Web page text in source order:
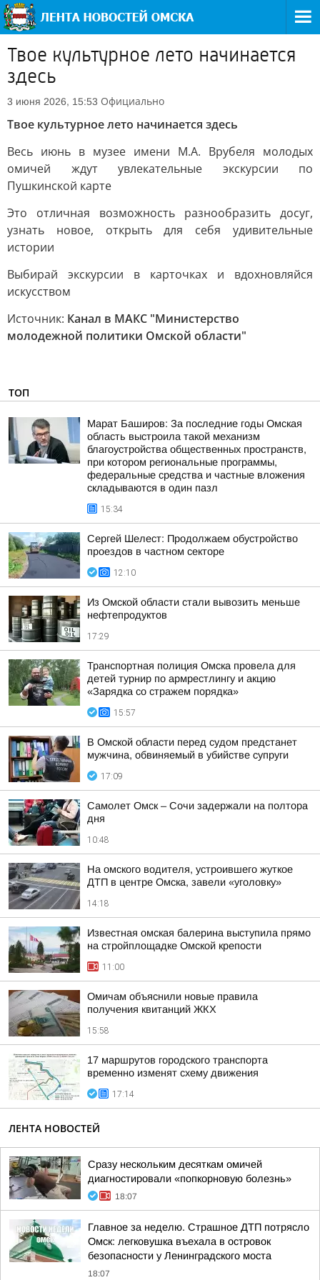
Твое культурное лето начинается
здесь
3 июня 2026, 15:53 Официально
Твое культурное лето начинается здесь
Весь июнь в музее имени М.А. Врубеля молодых
омичей ждут увлекательные экскурсии по
Пушкинской карте
Это отличная возможность разнообразить досуг,
узнать новое, открыть для себя удивительные
истории
Выбирай экскурсии в карточках и вдохновляйся
искусством
Источник: Канал в МАКС "Министерство
молодежной политики Омской области"
ТОП
Марат Баширов: За последние годы Омская
область выстроила такой механизм
благоустройства общественных пространств,
при котором региональные программы,
федеральные средства и частные вложения
складываются в один пазл
15:34
Сергей Шелест: Продолжаем обустройство
проездов в частном секторе
12:10
Из Омской области стали вывозить меньше
нефтепродуктов
17:29
Транспортная полиция Омска провела для
детей турнир по армрестлингу и акцию
«Зарядка со стражем порядка»
15:57
В Омской области перед судом предстанет
мужчина, обвиняемый в убийстве супруги
17:09
Самолет Омск – Сочи задержали на полтора
дня
10:48
На омского водителя, устроившего жуткое
ДТП в центре Омска, завели «уголовку»
14:18
Известная омская балерина выступила прямо
на стройплощадке Омской крепости
11:00
Омичам объяснили новые правила
получения квитанций ЖКХ
15:58
17 маршрутов городского транспорта
временно изменят схему движения
17:14
ЛЕНТА НОВОСТЕЙ
Сразу нескольким десяткам омичей
диагностировали «попкорновую болезнь»
18:07
Главное за неделю. Страшное ДТП потрясло
Омск: легковушка въехала в островок
безопасности у Ленинградского моста
18:07